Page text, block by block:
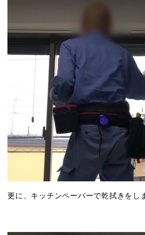
更に、キッチンペーパーで乾拭きをし